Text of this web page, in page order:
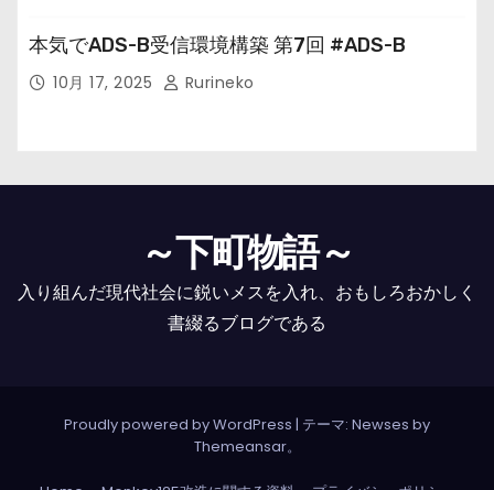
本気でADS-B受信環境構築 第7回 #ADS-B
10月 17, 2025 Rurineko
～下町物語～
入り組んだ現代社会に鋭いメスを入れ、おもしろおかしく
書綴るブログである
Proudly powered by WordPress | テーマ: Newses by
Themeansar。